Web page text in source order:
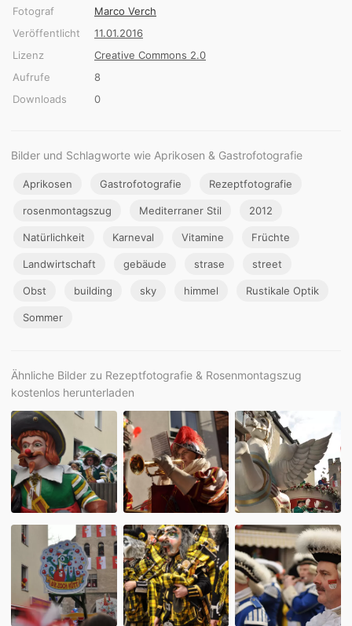
Fotograf
Marco Verch
Veröffentlicht
11.01.2016
Lizenz
Creative Commons 2.0
Aufrufe
8
Downloads
0
Bilder und Schlagworte wie Aprikosen & Gastrofotografie
Aprikosen Gastrofotografie Rezeptfotografie
rosenmontagszug Mediterraner Stil 2012
Natürlichkeit Karneval Vitamine Früchte
Landwirtschaft gebäude strase street
Obst building sky himmel Rustikale Optik
Sommer
Ähnliche Bilder zu Rezeptfotografie & Rosenmontagszug
kostenlos herunterladen